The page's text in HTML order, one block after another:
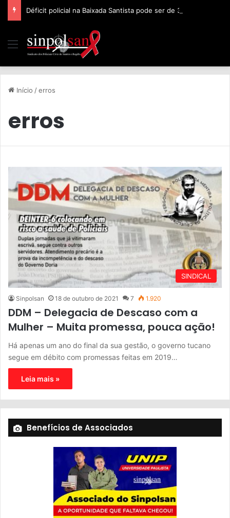
Início /erros
erros
SINDICAL
Sinpolsan 18 de outubro de 2021 7 1.920
DDM – Delegacia de Descaso com a
Mulher – Muita promessa, pouca ação!
Há apenas um ano do final da sua gestão, o governo tucano
segue em débito com promessas feitas em 2019…
Leia mais »
Benefícios de Associados